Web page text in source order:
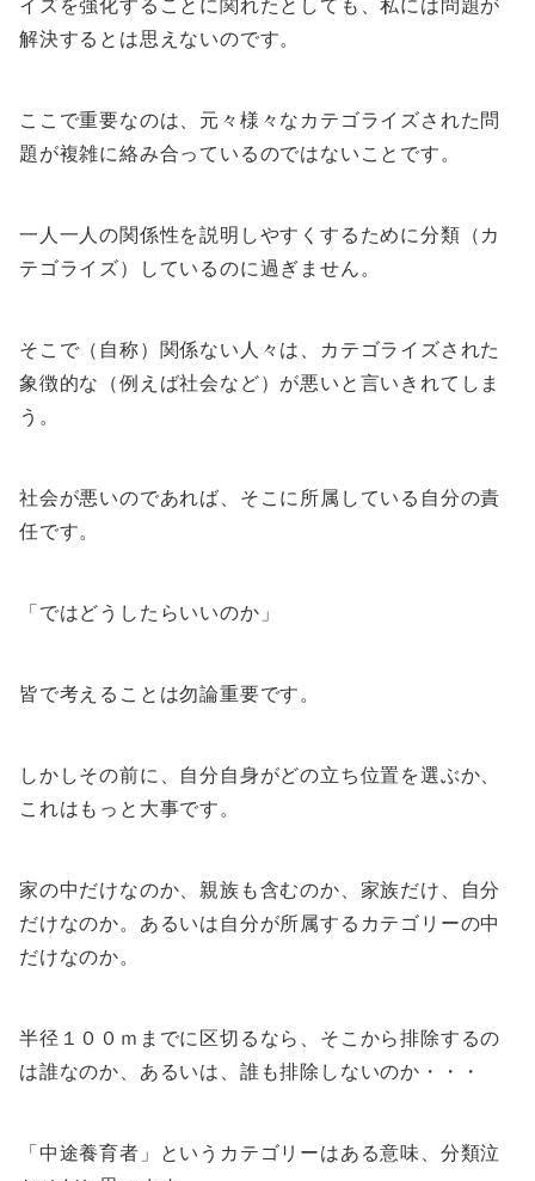
イズを強化することに関れたとしても、私には問題が
解決するとは思えないのです。
ここで重要なのは、元々様々なカテゴライズされた問
題が複雑に絡み合っているのではないことです。
一人一人の関係性を説明しやすくするために分類（カ
テゴライズ）しているのに過ぎません。
そこで（自称）関係ない人々は、カテゴライズされた
象徴的な（例えば社会など）が悪いと言いきれてしま
う。
社会が悪いのであれば、そこに所属している自分の責
任です。
「ではどうしたらいいのか」
皆で考えることは勿論重要です。
しかしその前に、自分自身がどの立ち位置を選ぶか、
これはもっと大事です。
家の中だけなのか、親族も含むのか、家族だけ、自分
だけなのか。あるいは自分が所属するカテゴリーの中
だけなのか。
半径１００ｍまでに区切るなら、そこから排除するの
は誰なのか、あるいは、誰も排除しないのか・・・
「中途養育者」というカテゴリーはある意味、分類泣